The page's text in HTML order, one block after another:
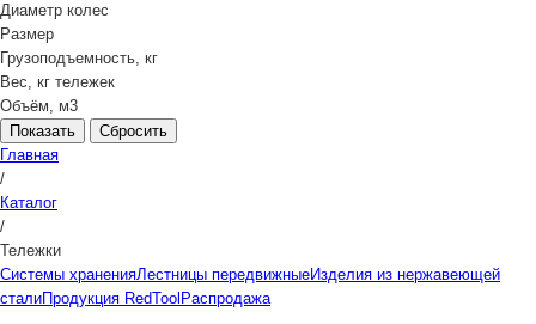
Диаметр колес
Размер
Грузоподъемность, кг
Вес, кг тележек
Объём, м3
Сбросить
Главная
/
Каталог
/
Тележки
Системы храненияЛестницы передвижныеИзделия из нержавеющей
сталиПродукция RedTool Распродажа